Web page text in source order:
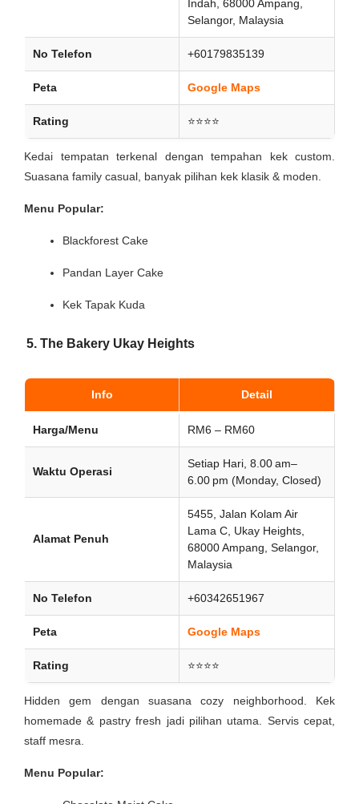
Indah, 68000 Ampang,
Selangor, Malaysia
No Telefon +60179835139
Peta Google Maps
Rating ⭐⭐⭐⭐
Kedai tempatan terkenal dengan tempahan kek custom.
Suasana family casual, banyak pilihan kek klasik & moden.
Menu Popular:
Blackforest Cake
Pandan Layer Cake
Kek Tapak Kuda
5. The Bakery Ukay Heights
Info Detail
Harga/Menu RM6 – RM60
Waktu Operasi
Setiap Hari, 8.00 am–
6.00 pm (Monday, Closed)
Alamat Penuh
5455, Jalan Kolam Air
Lama C, Ukay Heights,
68000 Ampang, Selangor,
Malaysia
No Telefon +60342651967
Peta Google Maps
Rating ⭐⭐⭐⭐
Hidden gem dengan suasana cozy neighborhood. Kek
homemade & pastry fresh jadi pilihan utama. Servis cepat,
staff mesra.
Menu Popular: